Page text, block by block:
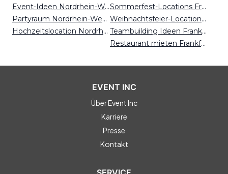
Event-Ideen Nordrhein-Westfalen
Partyraum Nordrhein-Westfalen
Hochzeitslocation Nordrhein-Westfalen
Sommerfest-Locations Freiburg
Weihnachtsfeier-Locations Essen
Teambuilding Ideen Frankfurt
Restaurant mieten Frankfurt
EVENT INC
Über Event Inc
Karriere
Presse
Kontakt